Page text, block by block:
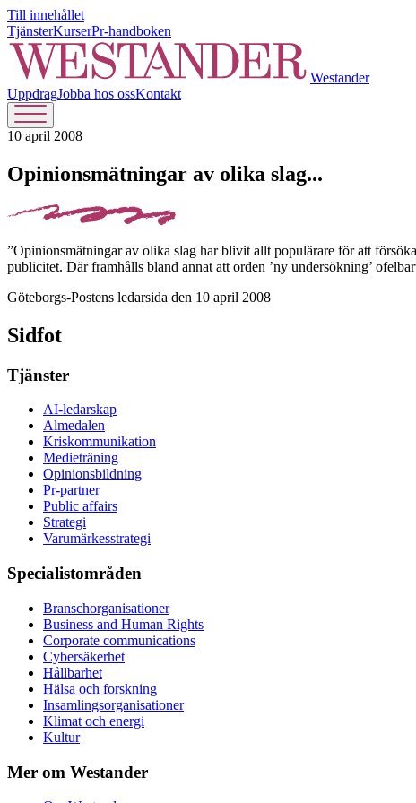
Till innehållet
TjänsterKurserPr-handboken
Westander
UppdragJobba hos ossKontakt
10 april 2008
Opinionsmätningar av olika slag...
”Opinionsmätningar av olika slag har blivit allt populärare för att
publicitet. Där framhålls bland annat att orden ’ny undersökning’
Göteborgs-Postens ledarsida den 10 april 2008
Sidfot
Tjänster
AI-ledarskap
Almedalen
Kris­kommunikation
Medieträning
Opinionsbildning
Pr-partner
Public affairs
Strategi
Varumärkesstrategi
Specialistområden
Branschorganisationer
Business and Human Rights
Corporate communications
Cybersäkerhet
Hållbarhet
Hälsa och forskning
Insamlingsorganisationer
Klimat och energi
Kultur
Mer om Westander